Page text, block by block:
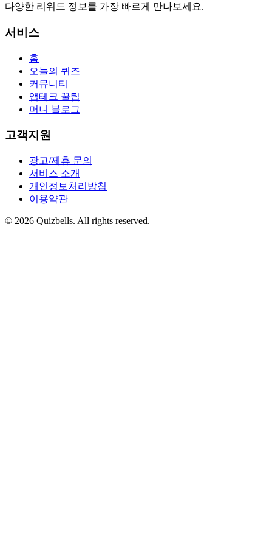
다양한 리워드 정보를 가장 빠르게 만나보세요.
서비스
홈
오늘의 퀴즈
커뮤니티
앱테크 꿀팁
머니 블로그
고객지원
광고/제휴 문의
서비스 소개
개인정보처리방침
이용약관
© 2026 Quizbells. All rights reserved.